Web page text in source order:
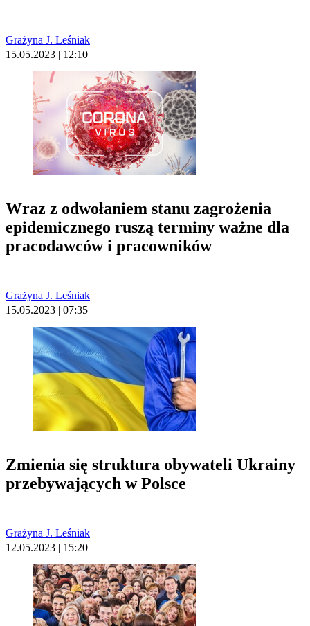
Grażyna J. Leśniak
15.05.2023 | 12:10
Wraz z odwołaniem stanu zagrożenia
epidemicznego ruszą terminy ważne dla
pracodawców i pracowników
Grażyna J. Leśniak
15.05.2023 | 07:35
Zmienia się struktura obywateli Ukrainy
przebywających w Polsce
Grażyna J. Leśniak
12.05.2023 | 15:20